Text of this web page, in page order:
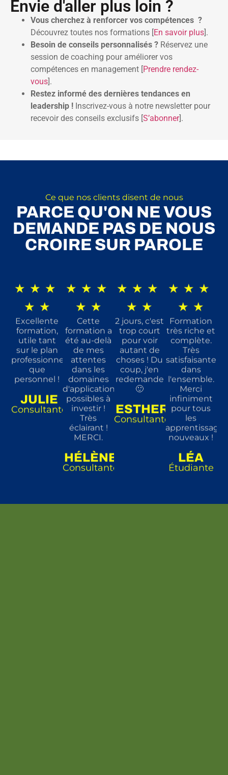
Envie d'aller plus loin ?
Vous cherchez à renforcer vos compétences ?
Découvrez toutes nos formations [En savoir plus].
Besoin de conseils personnalisés ? Réservez une
session de coaching pour améliorer vos
compétences en management [Prendre rendez-
vous].
Restez informé des dernières tendances en
leadership ! Inscrivez-vous à notre newsletter pour
recevoir des conseils exclusifs [S’abonner].
Ce que nos clients disent de nous
PARCE QU'ON NE VOUS
DEMANDE PAS DE NOUS
CROIRE SUR PAROLE
★ ★ ★
★ ★
Excellente
formation,
utile tant
sur le plan
professionnel
que
personnel !
JULIE
Consultante
★ ★ ★
★ ★
Cette
formation a
été au-delà
de mes
attentes
dans les
domaines
d'application
possibles à
investir !
Très
éclairant !
MERCI.
HÉLÈNE
Consultante
★ ★ ★
★ ★
2 jours, c'est
trop court
pour voir
autant de
choses ! Du
coup, j'en
redemande
🙂
ESTHER
Consultante
★ ★ ★
★ ★
Formation
très riche et
complète.
Très
satisfaisante
dans
l'ensemble.
Merci
infiniment
pour tous
les
apprentissages
nouveaux !
LÉA
Étudiante